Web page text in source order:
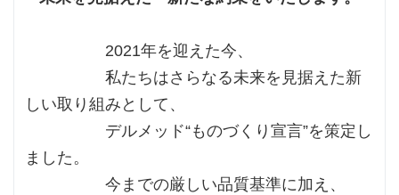
2021年を迎えた今、
私たちはさらなる未来を見据えた新
しい取り組みとして、
デルメッド“ものづくり宣言”を策定し
ました。
今までの厳しい品質基準に加え、